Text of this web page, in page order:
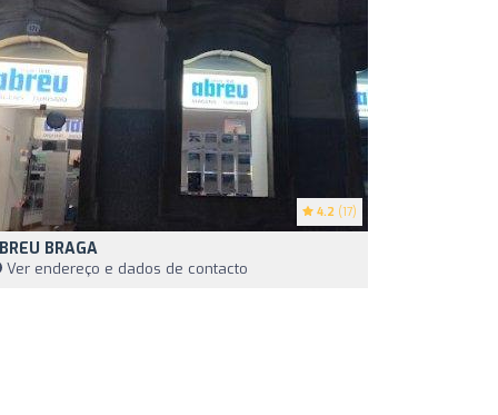
4.2 (17)
BRAGA
Ver endereço e dados de contacto